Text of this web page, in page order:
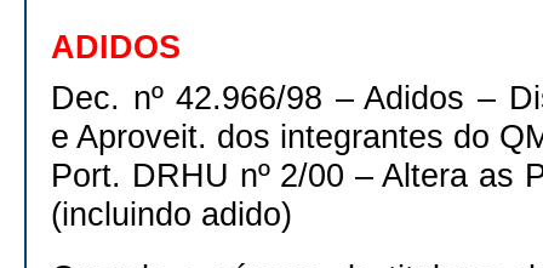
ADIDOS
Dec. nº 42.966/98 – Adidos –
e Aproveit. dos integrantes do
Port. DRHU nº 2/00 – Altera as
(incluindo adido)